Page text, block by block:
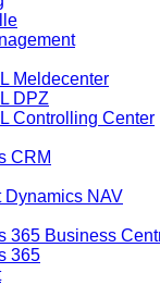
Meldecenter
DPZ
Controlling Center
CRM
Dynamics NAV
365 Business
365